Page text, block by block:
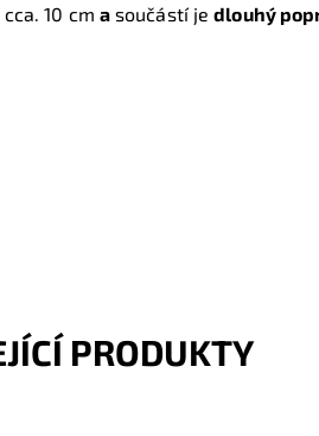
10 cm asoučástí jedlouhý
PRODUKTY